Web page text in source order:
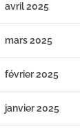
avril 2025
mars 2025
février 2025
janvier 2025